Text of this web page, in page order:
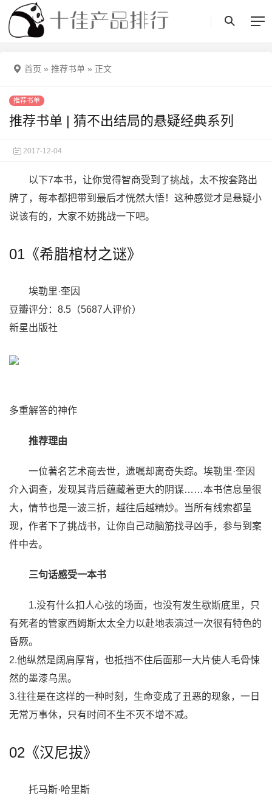
首页 » 推荐书单 » 正文
推荐书单
推荐书单 | 猜不出结局的悬疑经典系列
2017-12-04
以下7本书，让你觉得智商受到了挑战，太不按套路出
牌了，每本都把带到最后才恍然大悟！这种感觉才是悬疑小
说该有的，大家不妨挑战一下吧。
01《希腊棺材之谜》
埃勒里·奎因
豆瓣评分：8.5（5687人评价）
新星出版社
多重解答的神作
推荐理由
一位著名艺术商去世，遗嘱却离奇失踪。埃勒里·奎因
介入调查，发现其背后蕴藏着更大的阴谋……本书信息量很
大，情节也是一波三折，越往后越精妙。当所有线索都呈
现，作者下了挑战书，让你自己动脑筋找寻凶手，参与到案
件中去。
三句话感受一本书
1.没有什么扣人心弦的场面，也没有发生歇斯底里，只
有死者的管家西姆斯太太全力以赴地表演过一次很有特色的
昏厥。
2.他纵然是阔肩厚背，也抵挡不住后面那一大片使人毛骨悚
然的墨漆乌黑。
3.往往是在这样的一种时刻，生命变成了丑恶的现象，一日
无常万事休，只有时间不生不灭不增不减。
02《汉尼拔》
托马斯·哈里斯